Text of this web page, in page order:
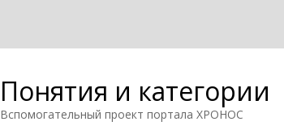
Понятия и категории
Вспомогательный проект портала ХРОНОС